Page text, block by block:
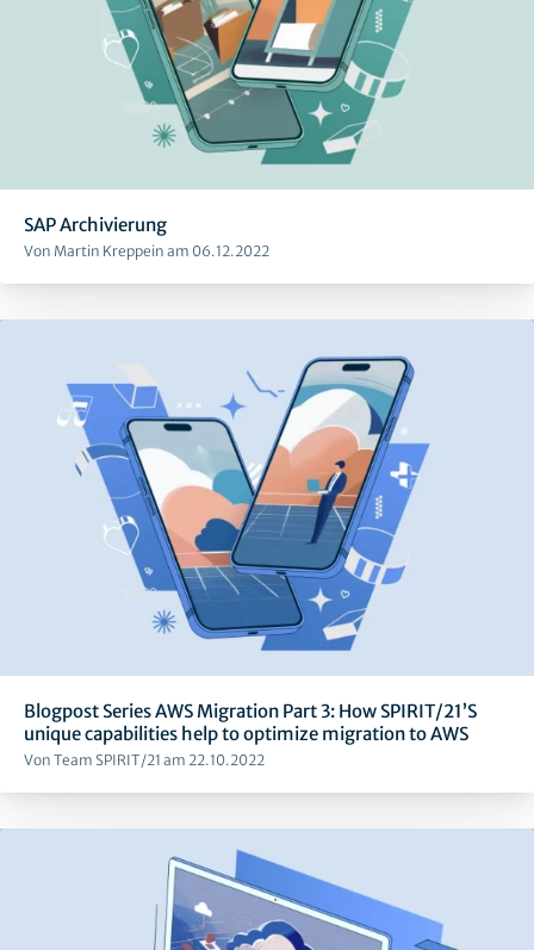
SAP Archivierung
Von Martin Kreppein am 06.12.2022
Blogpost Series AWS Migration Part 3: How SPIRIT/21’S
unique capabilities help to optimize migration to AWS
Von Team SPIRIT/21 am 22.10.2022